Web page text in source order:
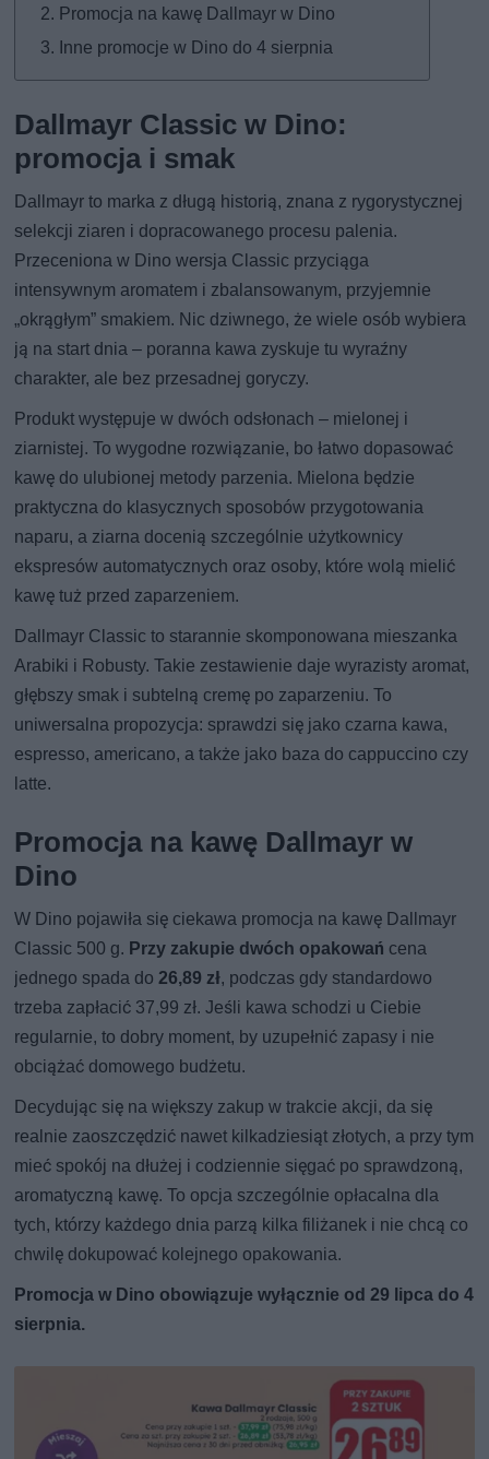
Promocja na kawę Dallmayr w Dino
Inne promocje w Dino do 4 sierpnia
Dallmayr Classic w Dino:
promocja i smak
Dallmayr to marka z długą historią, znana z rygorystycznej
selekcji ziaren i dopracowanego procesu palenia.
Przeceniona w Dino wersja Classic przyciąga
intensywnym aromatem i zbalansowanym, przyjemnie
„okrągłym” smakiem. Nic dziwnego, że wiele osób wybiera
ją na start dnia – poranna kawa zyskuje tu wyraźny
charakter, ale bez przesadnej goryczy.
Produkt występuje w dwóch odsłonach – mielonej i
ziarnistej. To wygodne rozwiązanie, bo łatwo dopasować
kawę do ulubionej metody parzenia. Mielona będzie
praktyczna do klasycznych sposobów przygotowania
naparu, a ziarna docenią szczególnie użytkownicy
ekspresów automatycznych oraz osoby, które wolą mielić
kawę tuż przed zaparzeniem.
Dallmayr Classic to starannie skomponowana mieszanka
Arabiki i Robusty. Takie zestawienie daje wyrazisty aromat,
głębszy smak i subtelną cremę po zaparzeniu. To
uniwersalna propozycja: sprawdzi się jako czarna kawa,
espresso, americano, a także jako baza do cappuccino czy
latte.
Promocja na kawę Dallmayr w
Dino
W Dino pojawiła się ciekawa promocja na kawę Dallmayr
Classic 500 g. Przy zakupie dwóch opakowań cena
jednego spada do26,89 zł, podczas gdy standardowo
trzeba zapłacić 37,99 zł. Jeśli kawa schodzi u Ciebie
regularnie, to dobry moment, by uzupełnić zapasy i nie
obciążać domowego budżetu.
Decydując się na większy zakup w trakcie akcji, da się
realnie zaoszczędzić nawet kilkadziesiąt złotych, a przy tym
mieć spokój na dłużej i codziennie sięgać po sprawdzoną,
aromatyczną kawę. To opcja szczególnie opłacalna dla
tych, którzy każdego dnia parzą kilka filiżanek i nie chcą co
chwilę dokupować kolejnego opakowania.
Promocja w Dino obowiązuje wyłącznie od 29 lipca do 4
sierpnia.